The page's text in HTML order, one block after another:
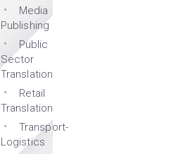
Media
Publishing
Public
Sector
Translation
Retail
Translation
Transport-
Logistics